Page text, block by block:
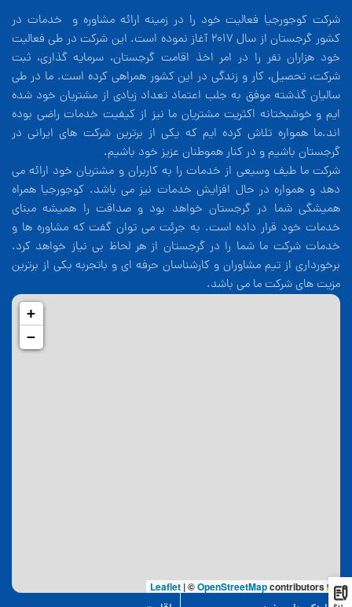
شرکت کوجورجیا فعالیت خود را در زمینه ارائه مشاوره و خدمات در
کشور گرجستان از سال 2017 آغاز نموده است. این شرکت در طی فعالیت
خود هزاران نفر را در امر اخذ اقامت گرجستان، سرمایه گذاری، ثبت
شرکت، تحصیل، کار و زندگی در این کشور همراهی کرده است. ما در طی
سالیان گذشته موفق به جلب اعتماد تعداد زیادی از مشتریان خود شده
ایم و خوشبختانه اکثریت مشتریان ما نیز از کیفیت خدمات راضی بوده
اند.ما همواره تلاش کرده ایم که یکی از برترین شرکت های ایرانی در
گرجستان باشیم و در کنار هموطنان عزیز خود باشیم.
شرکت ما طیف وسیعی از خدمات را به کاربران و مشتریان خود ارائه می
دهد و همواره در حال افزایش خدمات نیز می باشد. کوجورجیا همراه
همیشگی شما در گرجستان خواهد بود و صداقت را همیشه مبنای
خدمات خود قرار داده است. به جرئت می توان گفت که مشاوره ها و
خدمات شرکت ما شما را در گرجستان از هر لحاظ بی نیاز خواهد کرد.
برخورداری از تیم مشاوران و کارشناسان حرفه ای و باتجربه یکی از برترین
مزیت های شرکت ما می باشد.
+
−
Leaflet
|©OpenStreetMapcontributors